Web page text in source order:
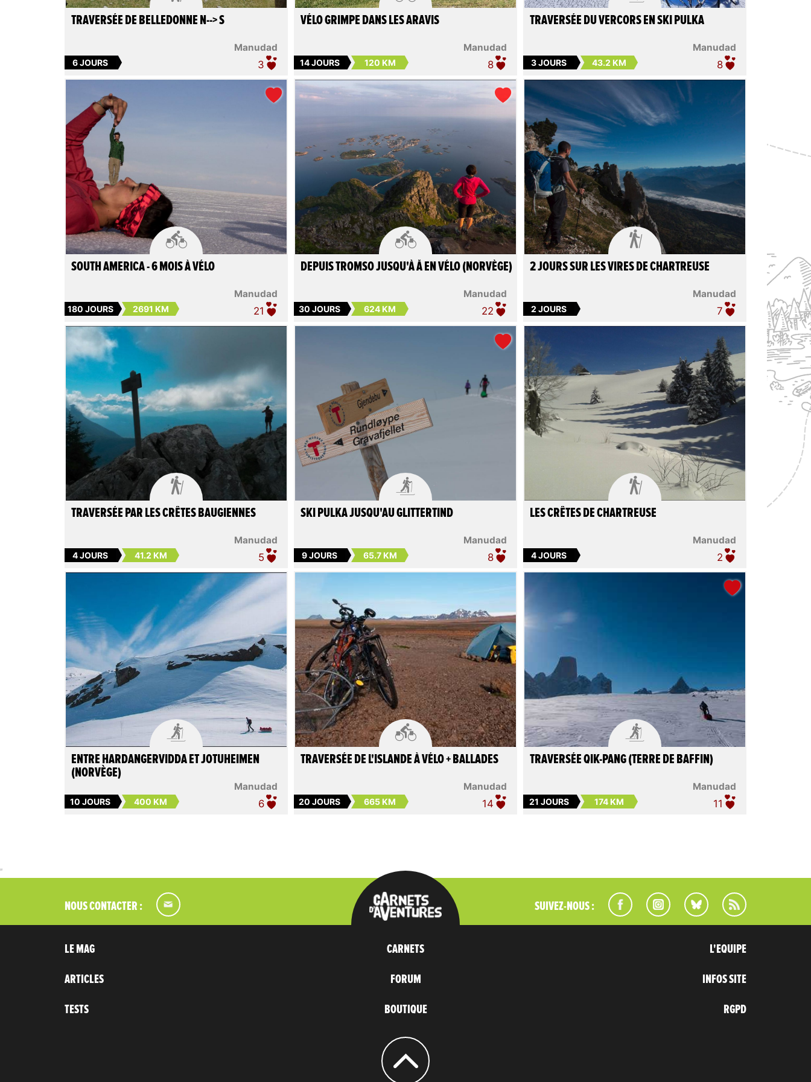
Manudad
TRAVERSÉE DE BELLEDONNE N--> S
6 JOURS 3
Manudad
VÉLO GRIMPE DANS LES ARAVIS
14 JOURS 120 KM 8
Manudad
TRAVERSÉE DU VERCORS EN SKI PULKA
3 JOURS 43.2 KM 8

Manudad
SOUTH AMERICA - 6 MOIS À VÉLO
180 JOURS 2691 KM 21

Manudad
DEPUIS TROMSO JUSQU'À Å EN VÉLO (NORVÈGE)
30 JOURS 624 KM 22

Manudad
2 JOURS SUR LES VIRES DE CHARTREUSE
2 JOURS 7

Manudad
TRAVERSÉE PAR LES CRÊTES BAUGIENNES
4 JOURS 41.2 KM 5

Manudad
SKI PULKA JUSQU'AU GLITTERTIND
9 JOURS 65.7 KM 8

Manudad
LES CRÊTES DE CHARTREUSE
4 JOURS 2

Manudad
ENTRE HARDANGERVIDDA ET JOTUHEIMEN
(NORVÈGE)
10 JOURS 400 KM 6

Manudad
TRAVERSÉE DE L'ISLANDE À VÉLO + BALLADES
20 JOURS 665 KM 14

Manudad
TRAVERSÉE QIK-PANG (TERRE DE BAFFIN)
21 JOURS 174 KM 11
NOUS CONTACTER : SUIVEZ-NOUS :
LE MAG
ARTICLES
TESTS
CARNETS
FORUM
BOUTIQUE
L'EQUIPE
INFOS SITE
RGPD